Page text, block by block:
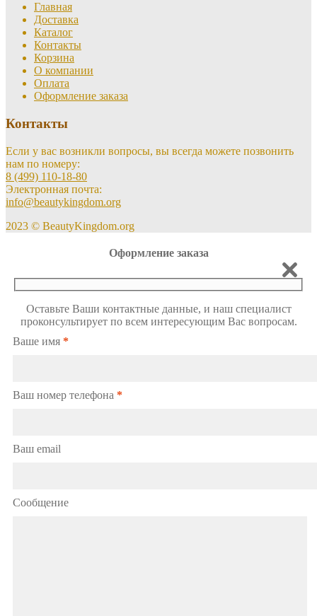
Главная
Доставка
Каталог
Контакты
Корзина
О компании
Оплата
Оформление заказа
Контакты
Если у вас возникли вопросы, вы всегда можете позвонить
нам по номеру:
8 (499) 110-18-80
Электронная почта:
info@beautykingdom.org
2023 © BeautyKingdom.org
Оформление заказа
Оставьте Ваши контактные данные, и наш специалист
проконсультирует по всем интересующим Вас вопросам.
Ваше имя *
Ваш номер телефона *
Ваш email
Сообщение